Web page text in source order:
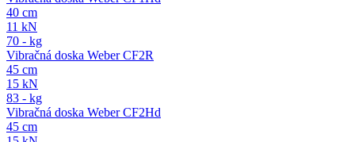
40 cm
11 kN
70 - kg
Vibračná doska Weber CF2R
45 cm
15 kN
83 - kg
Vibračná doska Weber CF2Hd
45 cm